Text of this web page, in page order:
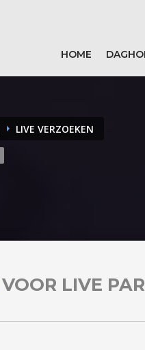
HOME
LIVE VERZOEKEN
VOOR LIVE